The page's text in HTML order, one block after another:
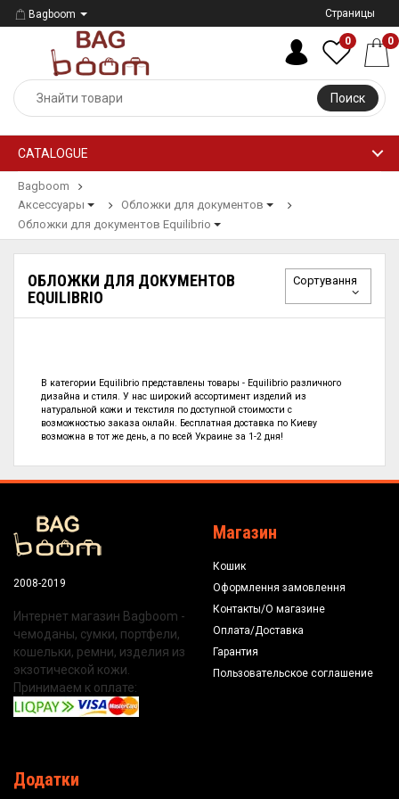
Bagboom Страницы
Поиск
0 0
CATALOGUE
Bagboom
Аксессуары
Обложки для документов
Обложки для документов Equilibrio
ОБЛОЖКИ ДЛЯ ДОКУМЕНТОВ
EQUILIBRIO
Сортування
В категории Equilibrio представлены товары - Equilibrio различного
дизайна и стиля. У нас широкий ассортимент изделий из
натуральной кожи и текстиля по доступной стоимости с
возможностью заказа онлайн. Бесплатная доставка по Киеву
возможна в тот же день, а по всей Украине за 1-2 дня!
2008-2019
Интернет магазин Bagboom -
чемоданы, сумки, портфели,
кошельки, ремни, изделия из
экзотической кожи.
Принимаем к оплате:
Магазин
Кошик
Оформлення замовлення
Контакты/О магазине
Оплата/Доставка
Гарантия
Пользовательское соглашение
Додатки